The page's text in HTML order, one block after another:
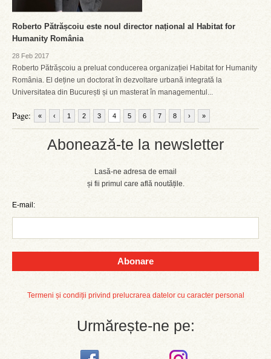
Abonează-te la newsletter
Lasă-ne adresa de email
și fii primul care află noutățile.
E-mail:
Abonare
Termeni și condiții privind prelucrarea datelor cu caracter personal
Urmărește-ne pe:
Roberto Pătrășcoiu este noul director național al Habitat for
Humanity România
28 Feb 2017
Roberto Pătrășcoiu a preluat conducerea organizației Habitat for Humanity
România. El deține un doctorat în dezvoltare urbană integrată la
Universitatea din București și un masterat în managementul...
Page: « ‹ 1 2 3 4 5 6 7 8 › »